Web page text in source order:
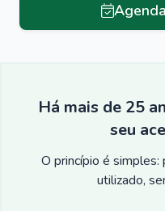
Há mais de 25
seu
O princípio é
utilizado,